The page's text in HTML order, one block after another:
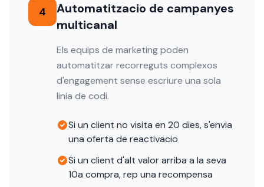
4
Automatitzacio de campanyes
multicanal
Els equips de marketing poden
automatitzar recorreguts complexos
d'engagement sense escriure una sola
linia de codi.
Si un client no visita en 20 dies, s'envia
una oferta de reactivacio
Si un client d'alt valor arriba a la seva
10a compra, rep una recompensa